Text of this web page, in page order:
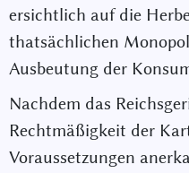
ersichtlich auf die
thatsächlichen
Ausbeutung der
Nachdem das
Rechtmäßigkeit der
Voraussetzungen